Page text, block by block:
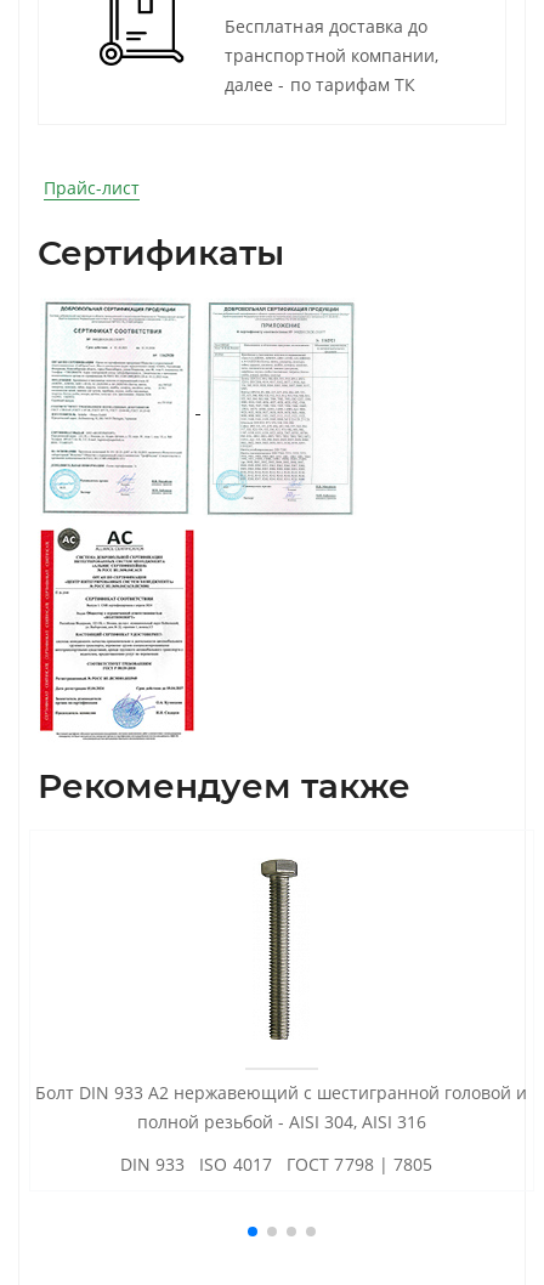
Бесплатная доставка до
транспортной компании,
далее - по тарифам ТК
Прайс-лист
Сертификаты
Рекомендуем также
Болт DIN 933 А2 нержавеющий с шестигранной головой и
полной резьбой - AISI 304, AISI 316
DIN 933 ISO 4017 ГОСТ 7798 | 7805